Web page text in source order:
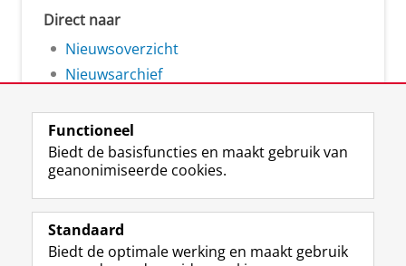
Direct naar
Nieuwsoverzicht
Nieuwsarchief
Volg de RUG
F
a
e
L
i
k
R
S
-
I
n
t
Y
o
T
Studiekiezers
Functioneel
Biedt de basisfuncties en maakt gebruik van
geanonimiseerde cookies.
Standaard
Biedt de optimale werking en maakt gebruik